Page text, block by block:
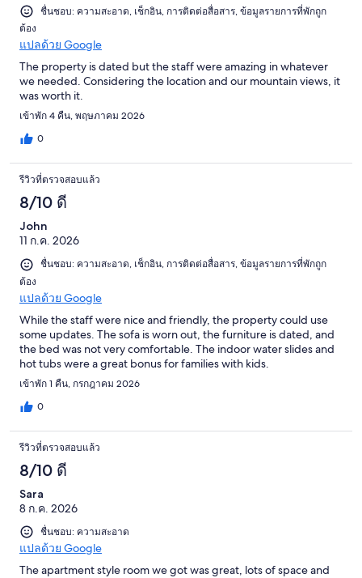
ชื่นชอบ: ความสะอาด, เช็กอิน, การติดต่อสื่อสาร, ข้อมูลรายการที่พักถูก
ต้อง
แปลด้วย Google
The property is dated but the staff were amazing in whatever
we needed. Considering the location and our mountain views, it
was worth it.
เข้าพัก 4 คืน, พฤษภาคม 2026
0
รีวิวที่ตรวจสอบแล้ว
8/10 ดี
John
11 ก.ค. 2026
ชื่นชอบ: ความสะอาด, เช็กอิน, การติดต่อสื่อสาร, ข้อมูลรายการที่พักถูก
ต้อง
แปลด้วย Google
While the staff were nice and friendly, the property could use
some updates. The sofa is worn out, the furniture is dated, and
the bed was not very comfortable. The indoor water slides and
hot tubs were a great bonus for families with kids.
เข้าพัก 1 คืน, กรกฎาคม 2026
0
รีวิวที่ตรวจสอบแล้ว
8/10 ดี
Sara
8 ก.ค. 2026
ชื่นชอบ: ความสะอาด
แปลด้วย Google
The apartment style room we got was great, lots of space and